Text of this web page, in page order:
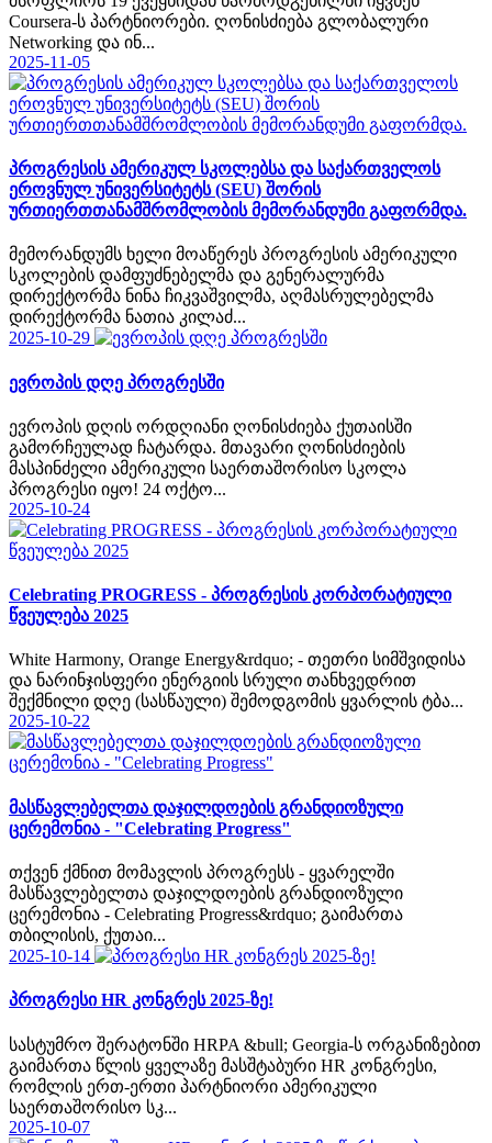
Coursera-ს პარტნიორები. ღონისძიება გლობალური
Networking და ინ...
2025-11-05
პროგრესის ამერიკულ სკოლებსა და საქართველოს
ეროვნულ უნივერსიტეტს (SEU) შორის
ურთიერთთანამშრომლობის მემორანდუმი გაფორმდა.
მემორანდუმს ხელი მოაწერეს პროგრესის ამერიკული
სკოლების დამფუძნებელმა და გენერალურმა
დირექტორმა ნინა ჩიკვაშვილმა, აღმასრულებელმა
დირექტორმა ნათია კილაძ...
2025-10-29
ევროპის დღე პროგრესში
ევროპის დღის ორდღიანი ღონისძიება ქუთაისში
გამორჩეულად ჩატარდა. მთავარი ღონისძიების
მასპინძელი ამერიკული საერთაშორისო სკოლა
პროგრესი იყო! 24 ოქტო...
2025-10-24
Celebrating PROGRESS - პროგრესის კორპორატიული
წვეულება 2025
White Harmony, Orange Energy&rdquo; - თეთრი სიმშვიდისა
და ნარინჯისფერი ენერგიის სრული თანხვედრით
შექმნილი დღე (სასწაული) შემოდგომის ყვარლის ტბა...
2025-10-22
მასწავლებელთა დაჯილდოების გრანდიოზული
ცერემონია - "Celebrating Progress"
თქვენ ქმნით მომავლის პროგრესს - ყვარელში
მასწავლებელთა დაჯილდოების გრანდიოზული
ცერემონია - Celebrating Progress&rdquo; გაიმართა
თბილისის, ქუთაი...
2025-10-14
პროგრესი HR კონგრეს 2025-ზე!
სასტუმრო შერატონში HRPA &bull; Georgia-ს ორგანიზებით
გაიმართა წლის ყველაზე მასშტაბური HR კონგრესი,
რომლის ერთ-ერთი პარტნიორი ამერიკული
საერთაშორისო სკ...
2025-10-07